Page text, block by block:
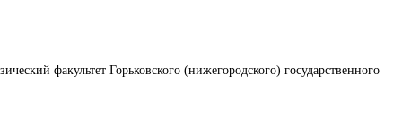
факультет Горьковского (нижегородского) государственного